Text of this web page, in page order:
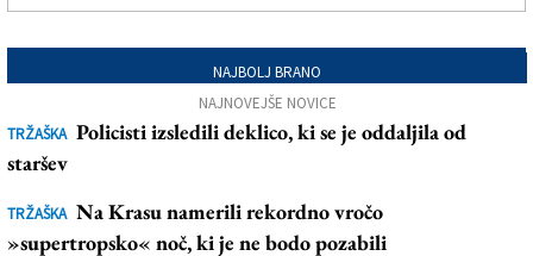
NAJBOLJ BRANO
NAJNOVEJŠE NOVICE
TRŽAŠKA Policisti izsledili deklico, ki se je oddaljila od
staršev
TRŽAŠKA Na Krasu namerili rekordno vročo
»supertropsko« noč, ki je ne bodo pozabili